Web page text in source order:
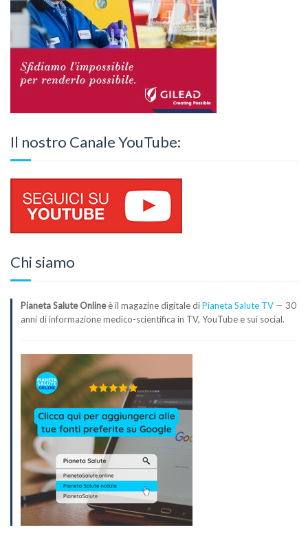
Il nostro Canale YouTube:
Chi siamo
Pianeta Salute Onlineè il magazine digitale diPianeta Salute TV — 30
anni di informazione medico-scientifica in TV, YouTube e sui social.